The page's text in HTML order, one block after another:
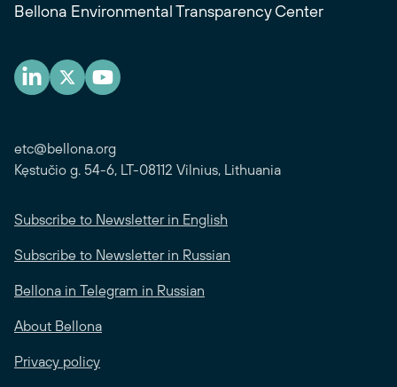
Bellona Environmental Transparency Center
etc@bellona.org
Kęstučio g. 54-6, LT-08112 Vilnius, Lithuania
Subscribe to Newsletter in English
Subscribe to Newsletter in Russian
Bellona in Telegram in Russian
About Bellona
Privacy policy